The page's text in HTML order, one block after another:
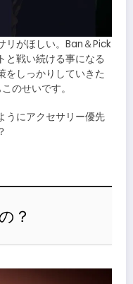
リがほしい。Ban＆Pick
と戦い続ける事になる
をしっかりしていきた
のせいです。
うにアクセサリー優先
？